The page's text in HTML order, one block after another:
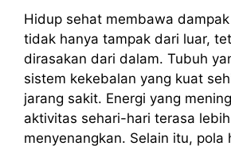
Hidup sehat membawa
tidak hanya tampak dari luar,
dirasakan dari dalam. Tubuh
sistem kekebalan yang kuat
jarang sakit. Energi yang
aktivitas sehari-hari terasa
menyenangkan. Selain itu, pola